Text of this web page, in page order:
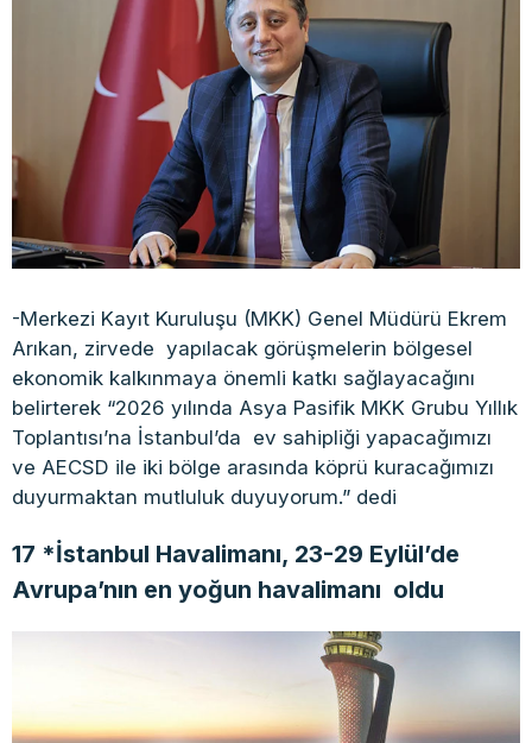
-Merkezi Kayıt Kuruluşu (MKK) Genel Müdürü Ekrem
Arıkan, zirvede yapılacak görüşmelerin bölgesel
ekonomik kalkınmaya önemli katkı sağlayacağını
belirterek “2026 yılında Asya Pasifik MKK Grubu Yıllık
Toplantısı’na İstanbul’da ev sahipliği yapacağımızı
ve AECSD ile iki bölge arasında köprü kuracağımızı
duyurmaktan mutluluk duyuyorum.” dedi
17 *İstanbul Havalimanı, 23-29 Eylül’de
Avrupa’nın en yoğun havalimanı oldu